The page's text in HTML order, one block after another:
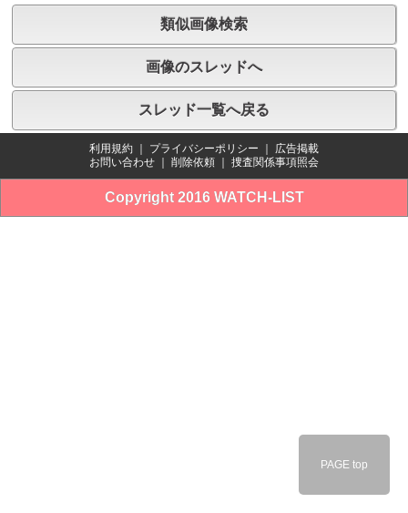
類似画像検索
画像のスレッドへ
スレッド一覧へ戻る
利用規約 ｜ プライバシーポリシー ｜ 広告掲載
お問い合わせ ｜ 削除依頼 ｜ 捜査関係事項照会
Copyright 2016 WATCH-LIST
PAGE top